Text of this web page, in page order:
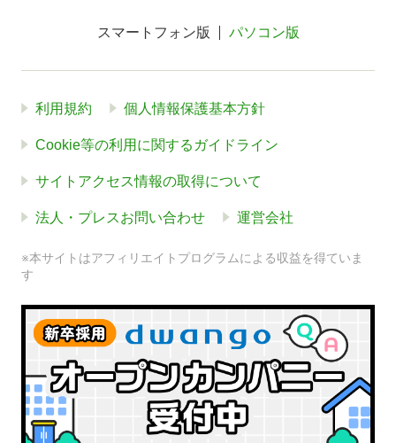
スマートフォン版 パソコン版
利用規約 個人情報保護基本方針
Cookie等の利用に関するガイドライン
サイトアクセス情報の取得について
法人・プレスお問い合わせ 運営会社
※本サイトはアフィリエイトプログラムによる収益を得ていま
す